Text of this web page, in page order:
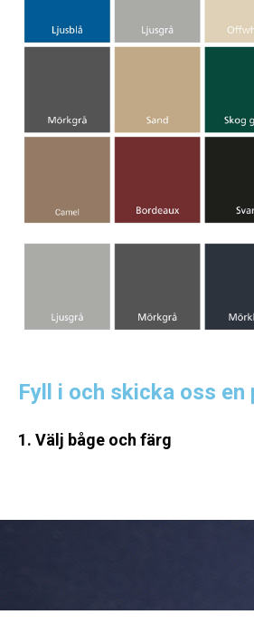
Fyll i och skicka oss
1. Välj båge och färg